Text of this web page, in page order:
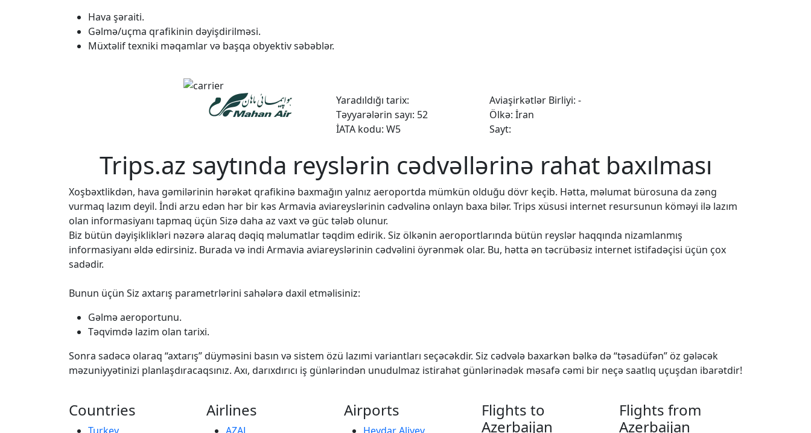
Hava şəraiti.
Gəlmə/uçma qrafikinin dəyişdirilməsi.
Müxtəlif texniki məqamlar və başqa obyektiv səbəblər.
Yaradıldığı tarix:
Təyyarələrin sayı: 52
İATA kodu: W5
Aviaşirkətlər Birliyi: -
Ölkə: İran
Sayt:
Trips.az saytında reyslərin cədvəllərinə rahat baxılması
Xoşbəxtlikdən, hava gəmilərinin hərəkət qrafikinə baxmağın yalnız aeroportda mümkün olduğu dövr keçib. Hətta, məlumat bürosuna da zəng
vurmaq lazım deyil. İndi arzu edən hər bir kəs Armavia aviareyslərinin cədvəlinə onlayn baxa bilər. Trips xüsusi internet resursunun köməyi ilə lazım
olan informasiyanı tapmaq üçün Sizə daha az vaxt və güc tələb olunur.
Biz bütün dəyişiklikləri nəzərə alaraq dəqiq məlumatlar təqdim edirik. Siz ölkənin aeroportlarında bütün reyslər haqqında nizamlanmış
informasiyanı əldə edirsiniz. Burada və indi Armavia aviareyslərinin cədvəlini öyrənmək olar. Bu, hətta ən təcrübəsiz internet istifadəçisi üçün çox
sadədir.
Bunun üçün Siz axtarış parametrlərini sahələrə daxil etməlisiniz:
Gəlmə aeroportunu.
Təqvimdə lazim olan tarixi.
Sonra sadəcə olaraq “axtarış” düyməsini basın və sistem özü lazımi variantları seçəcəkdir. Siz cədvələ baxarkən bəlkə də “təsadüfən” öz gələcək
məzuniyyətinizi planlaşdıracaqsınız. Axı, darıxdırıcı iş günlərindən unudulmaz istirahət günlərinədək məsafə cəmi bir neçə saatlıq uçuşdan ibarətdir!
Countries
Turkey
Airlines
AZAL
Airports
Heydar Aliyev
Flights to
Azerbaijan
Flights from
Azerbaijan